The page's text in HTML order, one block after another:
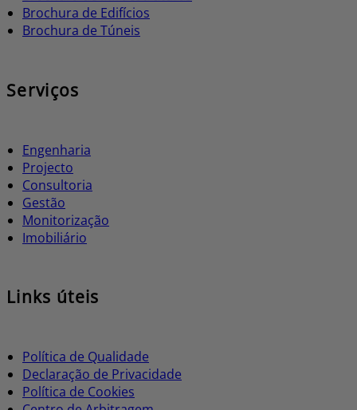
Brochura de Edifícios
Brochura de Túneis
Serviços
Engenharia
Projecto
Consultoria
Gestão
Monitorização
Imobiliário
Links úteis
Política de Qualidade
Declaração de Privacidade
Política de Cookies